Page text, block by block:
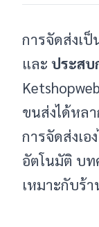
การจัดส่งเ
และ ประส
ขนส่งได้หล
การจัดส่งเอ
อัตโนมัติ บ
เหมาะกับร้